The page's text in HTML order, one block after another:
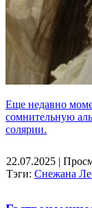
Еще недавно
сомнительную
солярии.
22.07.2025 |
Тэги: Снежана